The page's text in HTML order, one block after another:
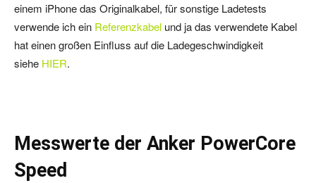
einem iPhone das Originalkabel, für sonstige Ladetests
verwende ich ein Referenzkabel und ja das verwendete Kabel
hat einen großen Einfluss auf die Ladegeschwindigkeit
siehe HIER.
Messwerte der Anker PowerCore
Speed